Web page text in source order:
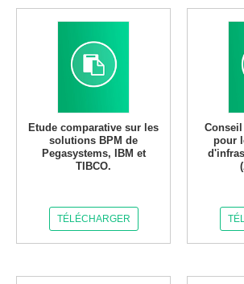
Etude comparative sur les
solutions BPM de
Pegasystems, IBM et
TIBCO.
TÉLÉCHARGER
pour